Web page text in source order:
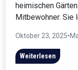
heimischen
Mitbewohner. Sie
Oktober 23, 2025•
Weiterlesen